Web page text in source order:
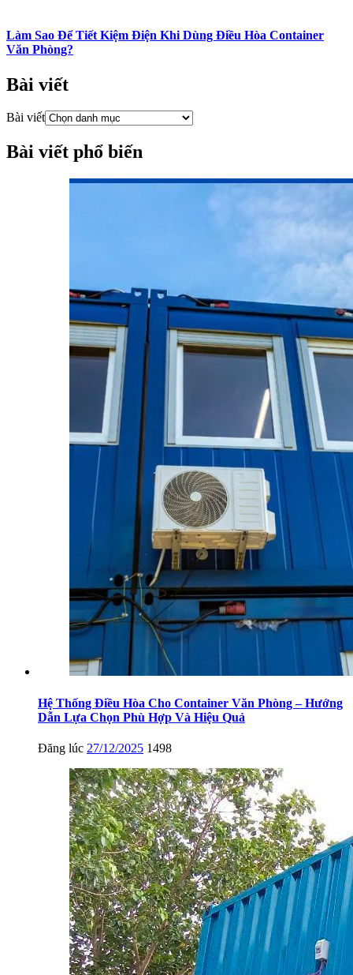
Làm Sao Để Tiết Kiệm Điện Khi Dùng Điều Hòa Container
Văn Phòng?
Bài viết
Bài viết
Bài viết phổ biến
Hệ Thống Điều Hòa Cho Container Văn Phòng – Hướng
Dẫn Lựa Chọn Phù Hợp Và Hiệu Quả
Đăng lúc 27/12/2025 1498